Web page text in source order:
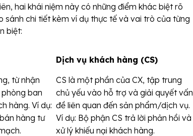
hai khái niệm này có những điểm khác biệt rõ
chi tiết kèm ví dụ thực tế và vai trò của từng
biệt:
Dịch vụ khách hàng (CS)
từ nhận
phòng ban
hàng. Ví dụ:
hàng tư
CS là một phần của CX, tập trung
chủ yếu vào hỗ trợ và giải quyết vấn
đề liên quan đến sản phẩm/dịch vụ.
Ví dụ: Bộ phận CS trả lời phản hồi và
xử lý khiếu nại khách hàng.